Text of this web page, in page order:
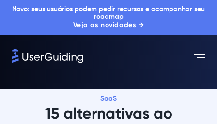
Novo: seus usuários podem pedir recursos e acompanhar seu
roadmap
Veja as novidades →
SaaS
15 alternativas ao